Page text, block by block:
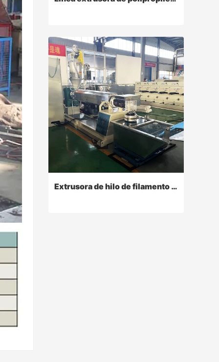
Línea extrusora de polipropileno, máquina para fabricar rafia de cuerda
Extrusora de hilo de filamento de plástico de poliéster HDPE PP